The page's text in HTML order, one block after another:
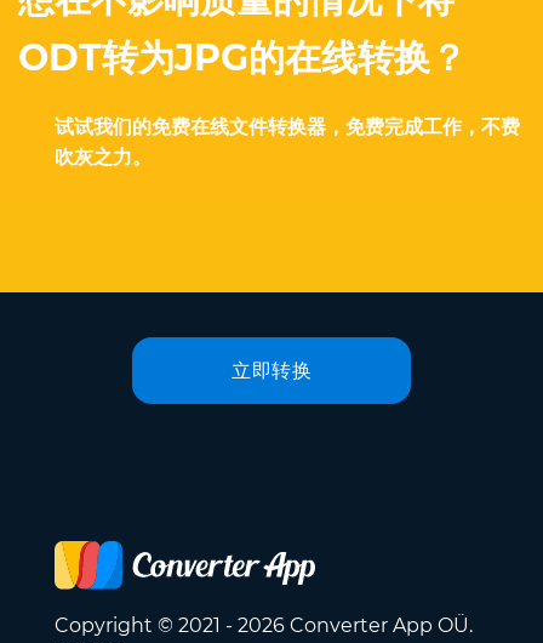
ODT转为JPG的在线转换？
试试我们的免费在线文件转换器，免费完成工作，不费
吹灰之力。
立即转换
Copyright © 2021 - 2026 Converter App OÜ.